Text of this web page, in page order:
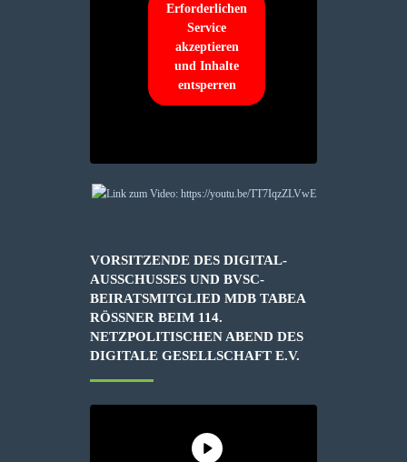
Erforderlichen
Service
akzeptieren
und Inhalte
entsperren
VORSITZENDE DES DIGITAL-
AUSSCHUSSES UND BVSC-
BEIRATSMITGLIED MDB TABEA
RÖSSNER BEIM 114. N
ETZPOLITISCHEN ABEND DES D
IGITALE GESELLSCHAFT E.V.